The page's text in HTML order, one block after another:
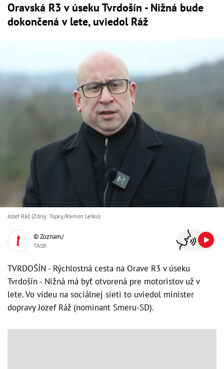
Oravská R3 v úseku Tvrdošín - Nižná bude
dokončená v lete, uviedol Ráž
Jozef Ráž (Zdroj: Topky/Ramon Leško)
© Zoznam/
TASR
TVRDOŠÍN - Rýchlostná cesta na Orave R3 v úseku
Tvrdošín - Nižná má byť otvorená pre motoristov už v
lete. Vo videu na sociálnej sieti to uviedol minister
dopravy Jozef Ráž (nominant Smeru-SD).